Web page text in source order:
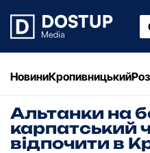
НовиниКропивницький
Альтанки на
карпатський
відпочити в